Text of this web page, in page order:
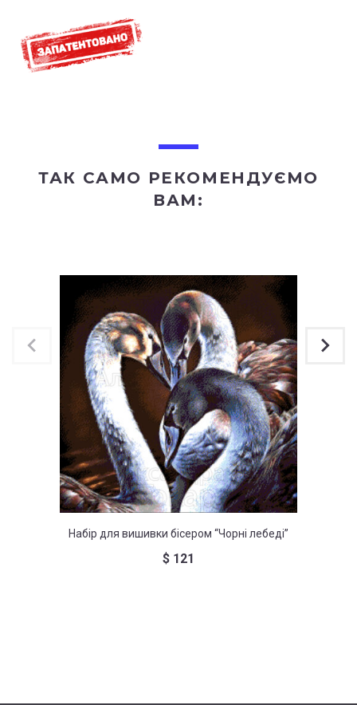
ТАК САМО РЕКОМЕНДУЄМО
ВАМ:
Набір для вишивки бісером “Чорні лебеді”
$ 121